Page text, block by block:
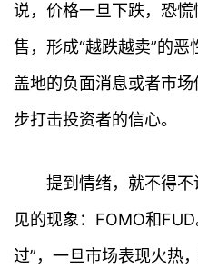
说，价格一旦下跌，恐
售，形成“越跌越卖”的
盖地的负面消息或者市
步打击投资者的信心。
提到情绪，就不得
见的现象：FOMO和
过”，一旦市场表现火热